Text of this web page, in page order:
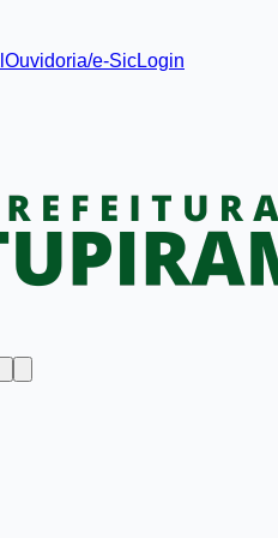
Ouvidoria/e-SicLogin